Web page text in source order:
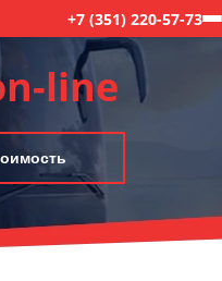
+7 (351) 220-57-73
line